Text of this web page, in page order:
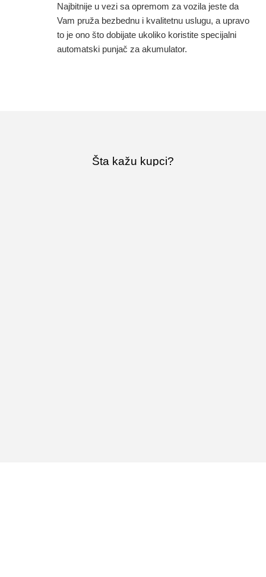
Najbitnije u vezi sa opremom za vozila jeste da
Vam pruža bezbednu i kvalitetnu uslugu, a upravo
to je ono što dobijate ukoliko koristite specijalni
automatski punjač za akumulator.
Šta kažu kupci?